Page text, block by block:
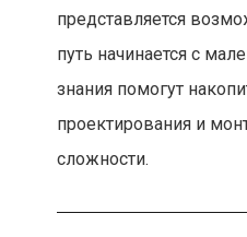
представляется
путь начинается с
знания помогут
проектирования и
сложности.